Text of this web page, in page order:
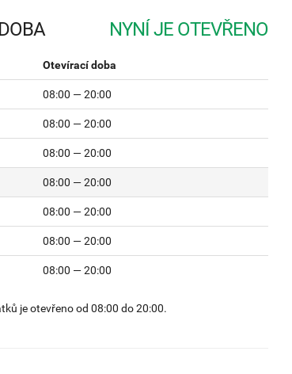
Otevírací doba
08:00 — 20:00
08:00 — 20:00
08:00 — 20:00
08:00 — 20:00
08:00 — 20:00
08:00 — 20:00
08:00 — 20:00
je otevřeno od 08:00 do 20:00.